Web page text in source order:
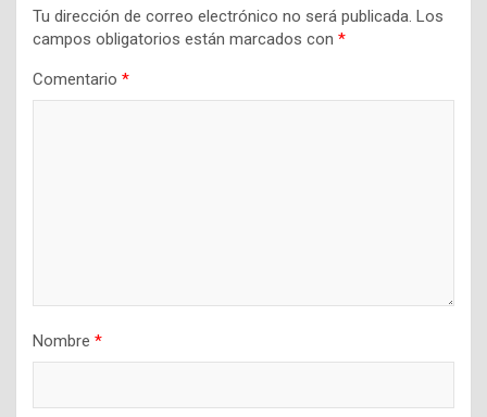
Tu dirección de correo electrónico no será publicada. Los
campos obligatorios están marcados con *
Comentario *
Nombre *